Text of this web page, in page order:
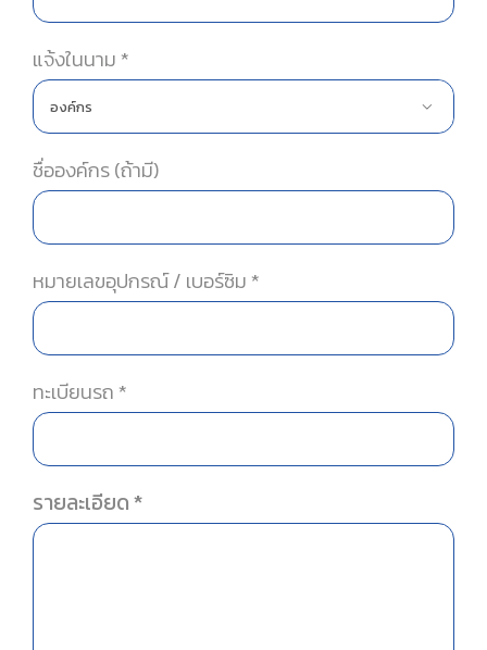
แจ้งในนาม *

ชื่อองค์กร (ถ้ามี)
หมายเลขอุปกรณ์ / เบอร์ซิม *
ทะเบียนรถ *
รายละเอียด *